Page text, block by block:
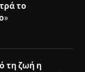
το
τη ζωή η